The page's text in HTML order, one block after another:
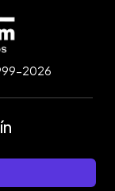
2026